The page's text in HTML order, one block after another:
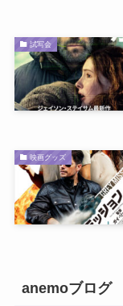
試写会
映画グッズ
anemoブログ